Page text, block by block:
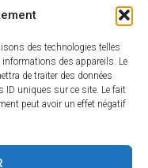
des technologies telles
informations des appareils. Le
de traiter des données
ID uniques sur ce site. Le fait
peut avoir un effet négatif